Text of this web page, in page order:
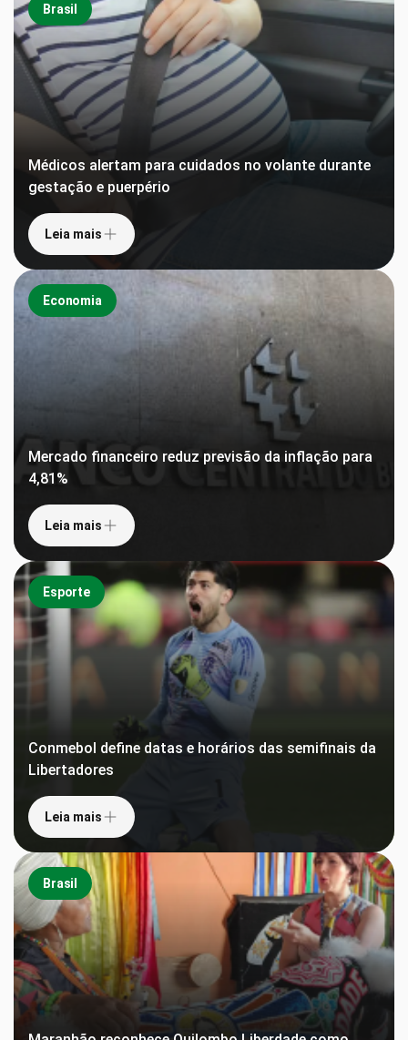
Brasil
Médicos alertam para cuidados no volante durante
gestação e puerpério
Leia mais
Economia
Mercado financeiro reduz previsão da inflação para
4,81%
Leia mais
Esporte
Conmebol define datas e horários das semifinais da
Libertadores
Leia mais
Brasil